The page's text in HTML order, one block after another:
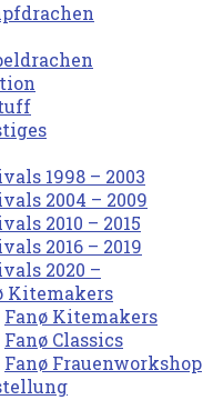
1998 – 2003
2004 – 2009
2010 – 2015
2016 – 2019
2020 –
Kitemakers
Fanø Kitemakers
Fanø Classics
Fanø Frauenworkshop